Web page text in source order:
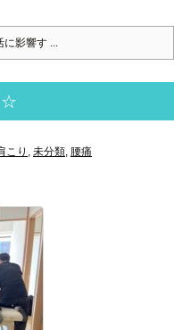
影響す ...
☆
こり 未分類 腰痛